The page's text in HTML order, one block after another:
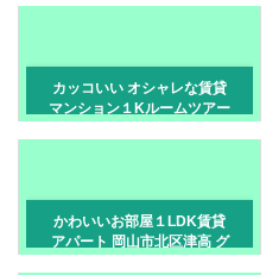
カッコいい オシャレな賃貸
マンション１Kルームツアー
かわいいお部屋１LDK賃貸
アパート 岡山市北区津高 グ